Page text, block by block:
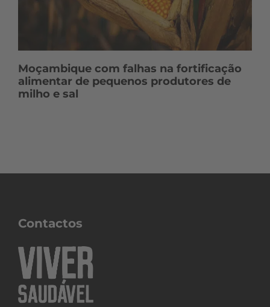
Moçambique com falhas na fortificação
alimentar de pequenos produtores de
milho e sal
Contactos